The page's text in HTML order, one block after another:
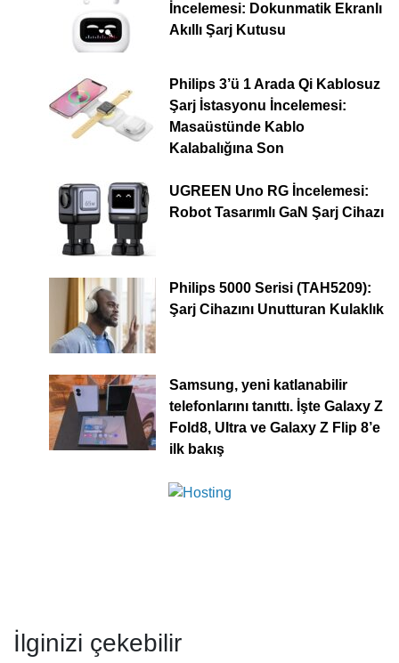
İncelemesi: Dokunmatik Ekranlı
Akıllı Şarj Kutusu
Philips 3’ü 1 Arada Qi Kablosuz
Şarj İstasyonu İncelemesi:
Masaüstünde Kablo
Kalabalığına Son
UGREEN Uno RG İncelemesi:
Robot Tasarımlı GaN Şarj Cihazı
Philips 5000 Serisi (TAH5209):
Şarj Cihazını Unutturan Kulaklık
Samsung, yeni katlanabilir
telefonlarını tanıttı. İşte Galaxy Z
Fold8, Ultra ve Galaxy Z Flip 8’e
ilk bakış
İlginizi çekebilir